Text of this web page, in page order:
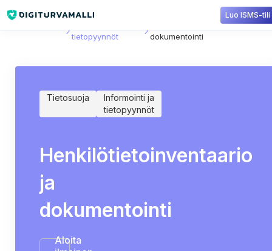
Luo ISMS-tili
tietopyynnöt
Henkilötietoinventaario ja
dokumentointi
Tietosuoja
Informointi ja
tietopyynnöt
Henkilötietoinventaario
ja
dokumentointi
Aloita